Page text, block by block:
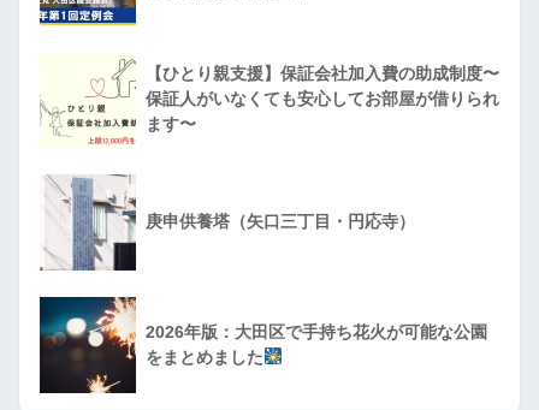
【ひとり親支援】保証会社加入費の助成制度〜
保証人がいなくても安心してお部屋が借りられ
ます〜
庚申供養塔（矢口三丁目・円応寺）
2026年版：大田区で手持ち花火が可能な公園
をまとめました